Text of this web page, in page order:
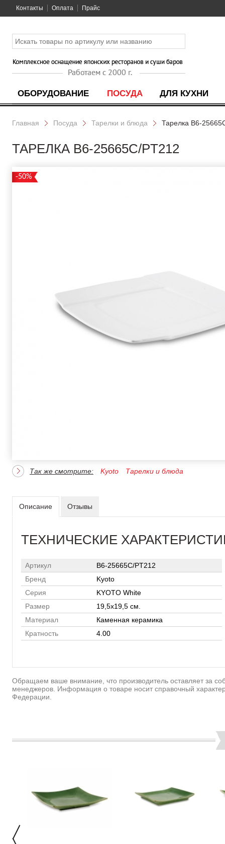
Контакты Оплата Прайс
ОБОРУДОВАНИЕ ПОСУДА ДЛЯ КУХНИ
Главная Посуда Тарелки и блюда Тарелка B6-
ТАРЕЛКА B6-25665C/PT212
-50%
Так же смотрите: Kyoto Тарелки и блюда
Описание Отзывы
ТЕХНИЧЕСКИЕ
Артикул
B6-25665C/PT212
Бренд
Kyoto
Серия
KYOTO White
Размер
19,5x19,5 см.
Материал
Каменная керамика
Кратность
4.00
Обращаем ваше внимание, что производитель оставляет за
менеджеров. Информация о товаре носит справочный
Федерации.